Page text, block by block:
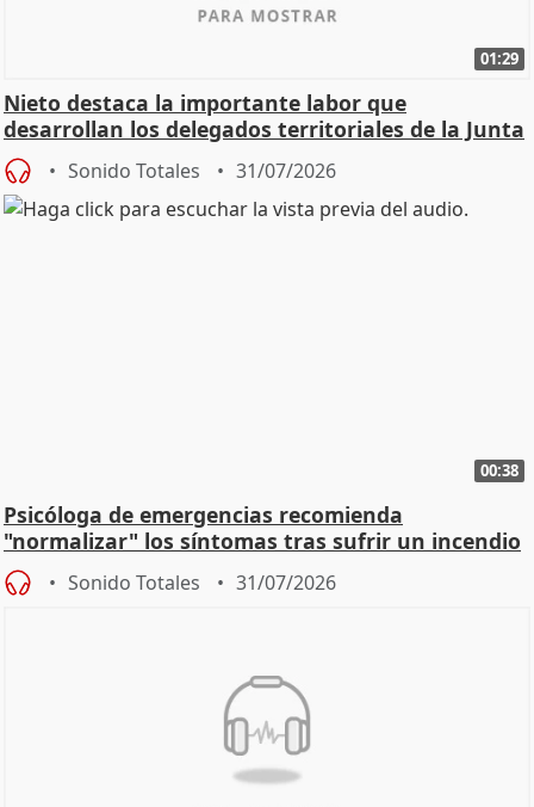
01:29
Nieto destaca la importante labor que
desarrollan los delegados territoriales de la Junta
Sonido Totales 31/07/2026
00:38
Psicóloga de emergencias recomienda
"normalizar" los síntomas tras sufrir un incendio
Sonido Totales 31/07/2026